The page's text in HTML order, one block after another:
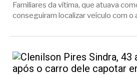
Familiares da vítima, que atuava
conseguiram localizar veículo com o